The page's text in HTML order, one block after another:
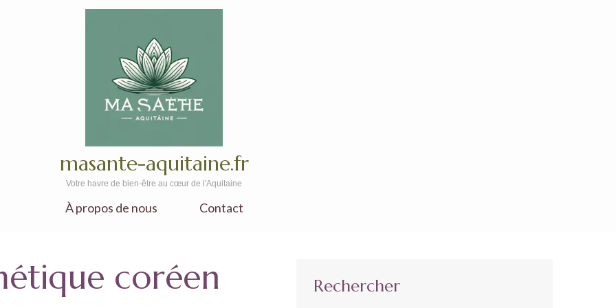
masante-aquitaine.fr
Votre havre de bien-être au cœur de l'Aquitaine
À propos de nous Contact
coréen Rechercher